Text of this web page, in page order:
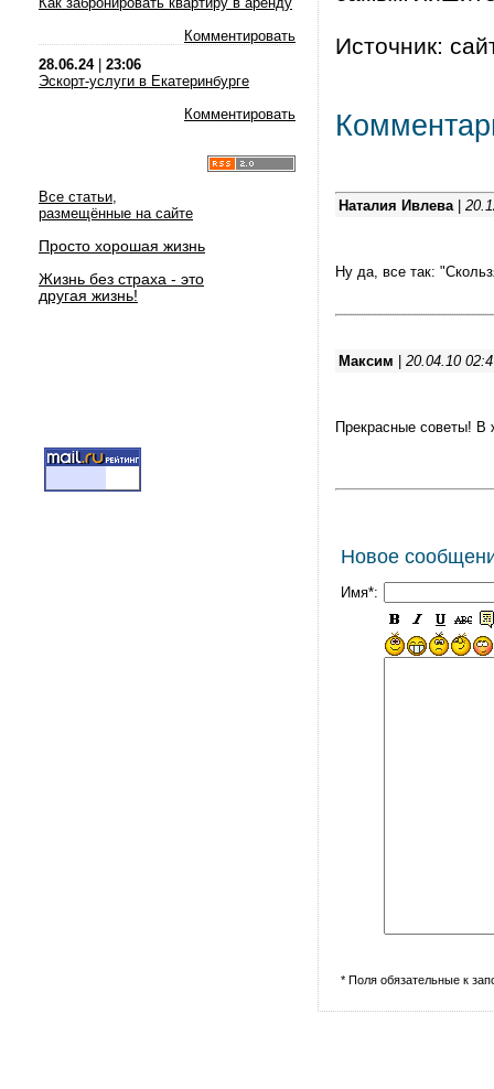
Комментировать
28.06.24| 23:06
Эскорт-услуги в Екатеринбурге
Комментировать
Все статьи,
размещённые на сайте
Просто хорошая жизнь
Жизнь без страха - это
другая жизнь!
Источник:
Наталия Ивлева
Ну да, все так:
Максим 20.04.10
Прекрасные советы! В
Новое
Имя*:
* Поля обязательные к